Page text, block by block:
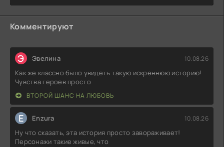
Комментируют
Э Эвелина 10.08.26
Как же классно было увидеть такую искреннюю историю!
Чувства героев просто
ВТОРОЙ ШАНС НА ЛЮБОВЬ
E Enzura 10.08.26
Ну что сказать, эта история просто завораживает!
Персонажи такие живые, что